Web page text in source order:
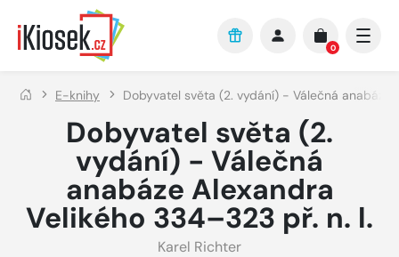
Přejít na hlavní obsah
0
E-knihy Dobyvatel světa (2. vydání) - Válečná anabáze
Dobyvatel světa (2.
vydání) - Válečná
anabáze Alexandra
Velikého 334–323 př. n. l.
Karel Richter